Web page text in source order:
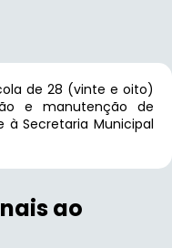
de 28 (vinte e oito)
e manutenção de
Secretaria Municipal
ao